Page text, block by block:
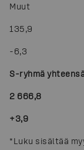
Muut
135,9
-6,3
S-ryhmä
2 666,8
+3,9
*Luku sisältää